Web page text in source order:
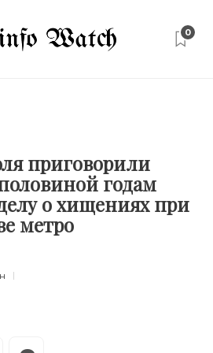
0
приговорили
годам
о хищениях при
метро